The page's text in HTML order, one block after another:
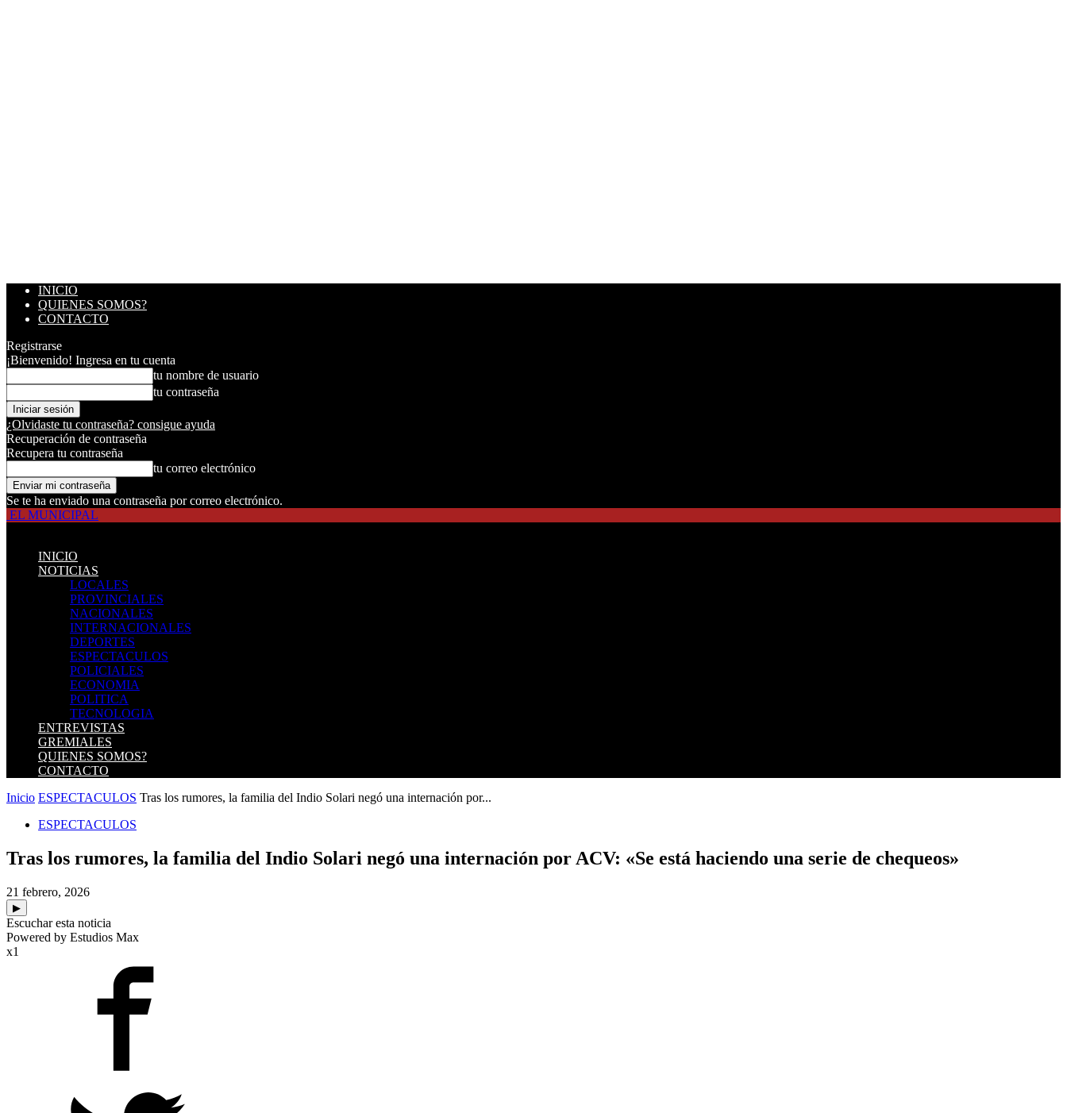
INICIO
QUIENES SOMOS?
CONTACTO
Registrarse
¡Bienvenido! Ingresa en tu cuenta
tu nombre de usuario
tu contraseña
¿Olvidaste tu contraseña? consigue ayuda
Recuperación de contraseña
Recupera tu contraseña
tu correo electrónico
Se te ha enviado una contraseña por correo electrónico.
EL MUNICIPAL
INICIO
NOTICIAS
LOCALES
PROVINCIALES
NACIONALES
INTERNACIONALES
DEPORTES
ESPECTACULOS
POLICIALES
ECONOMIA
POLITICA
TECNOLOGIA
ENTREVISTAS
GREMIALES
QUIENES SOMOS?
CONTACTO
Inicio ESPECTACULOS Tras los rumores, la familia del Indio Solari negó una internación por...
ESPECTACULOS
Tras los rumores, la familia del Indio Solari negó una internación por ACV: «Se está haciendo una serie de chequeos»
21 febrero, 2026
▶
Escuchar esta noticia
Powered by Estudios Max
x1